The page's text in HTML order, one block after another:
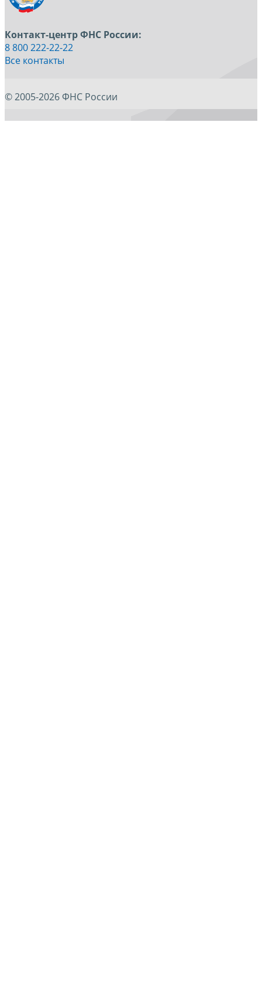
Контакт-центр ФНС России:
8 800 222-22-22
Все контакты
© 2005-2026 ФНС России